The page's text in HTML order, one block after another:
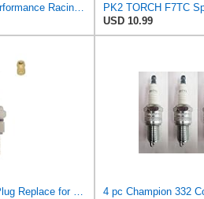
Autolite AR52 High Performance Racing Non-Resistor Spark Plug, Pack of 1
USD 10.99